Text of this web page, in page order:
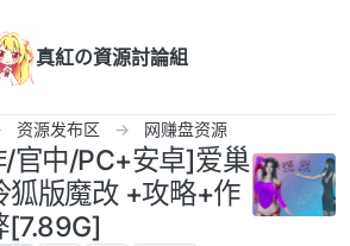
真紅の資源討論組
资源发布区 网赚盘资源
/官中/PC+安卓]爱巢
狐版魔改 +攻略+作
[7.89G]